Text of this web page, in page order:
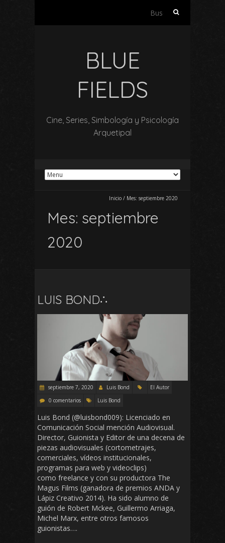
Buscar:
BLUE
FIELDS
Cine, Series, Simbología y Psicología
Arquetipal
Inicio / Mes: septiembre 2020
Mes: septiembre
2020
LUIS BOND∴
septiembre 7, 2020 Luis Bond
El Autor
0 comentarios
Luis Bond
Luis Bond (@luisbond009): Licenciado en
Comunicación Social mención Audiovisual.
Director, Guionista y Editor de una decena de
piezas audiovisuales (cortometrajes,
comerciales, vídeos institucionales,
programas para web y videoclips)
como freelance y con su productora The
Magus Films (ganadora de premios ANDA y
Lápiz Creativo 2014). Ha sido alumno de
guión de Robert Mckee, Guillermo Arriaga,
Michel Marx, entre otros famosos
guionistas….